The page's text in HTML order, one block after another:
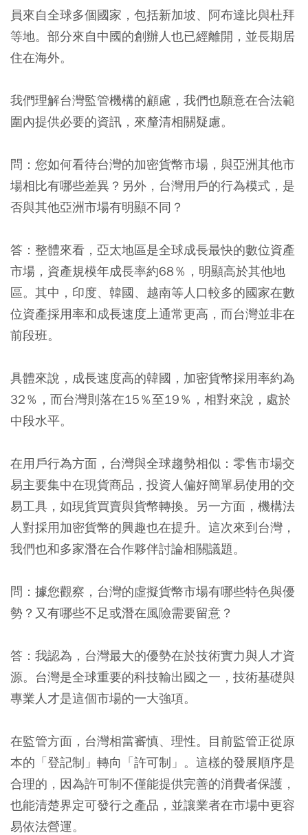
員來自全球多個國家，包括新加坡、阿布達比與杜拜
等地。部分來自中國的創辦人也已經離開，並長期居
住在海外。
我們理解台灣監管機構的顧慮，我們也願意在合法範
圍內提供必要的資訊，來釐清相關疑慮。
問： 您如何看待台灣的加密貨幣市場，與亞洲其他市
場相比有哪些差異？另外，台灣用戶的行為模式，是
否與其他亞洲市場有明顯不同？
答： 整體來看，亞太地區是全球成長最快的數位資產
市場，資產規模年成長率約68％，明顯高於其他地
區。其中，印度、韓國、越南等人口較多的國家在數
位資產採用率和成長速度上通常更高，而台灣並非在
前段班。
具體來說，成長速度高的韓國，加密貨幣採用率約為
32％，而台灣則落在15％至19％，相對來說，處於
中段水平。
在用戶行為方面，台灣與全球趨勢相似：零售市場交
易主要集中在現貨商品，投資人偏好簡單易使用的交
易工具，如現貨買賣與貨幣轉換。另一方面，機構法
人對採用加密貨幣的興趣也在提升。這次來到台灣，
我們也和多家潛在合作夥伴討論相關議題。
問： 據您觀察，台灣的虛擬貨幣市場有哪些特色與優
勢？又有哪些不足或潛在風險需要留意？
答： 我認為，台灣最大的優勢在於技術實力與人才資
源。台灣是全球重要的科技輸出國之一，技術基礎與
專業人才是這個市場的一大強項。
在監管方面，台灣相當審慎、理性。目前監管正從原
本的「登記制」轉向「許可制」。這樣的發展順序是
合理的，因為許可制不僅能提供完善的消費者保護，
也能清楚界定可發行之產品，並讓業者在市場中更容
易依法營運。